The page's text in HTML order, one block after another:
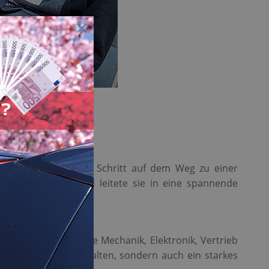
ihren ersten Schritt auf dem Weg zu einer
willkommen und leitete sie in eine spannende
Bereichen wie Mechanik, Elektronik, Vertrieb
beruflich zu entfalten, sondern auch ein starkes